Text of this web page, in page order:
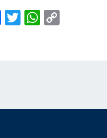
Facebook
TwitterWhatsApp
Copy